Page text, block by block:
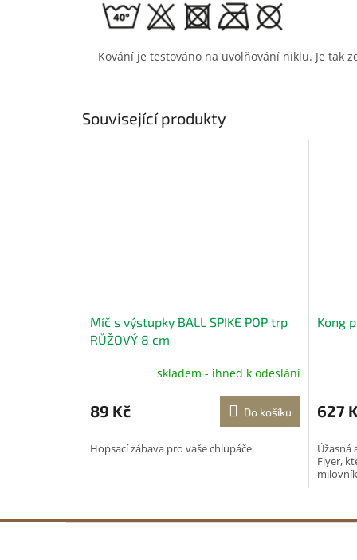
Kování je testováno na uvolňování niklu. Je tak
Související produkty
Míč s výstupky BALL SPIKE POP trp
RŮŽOVÝ 8 cm
skladem - ihned k odeslání
89 Kč Do košíku
Hopsací zábava pro vaše chlupáče.
Kong
627
Úžasná
Flyer,